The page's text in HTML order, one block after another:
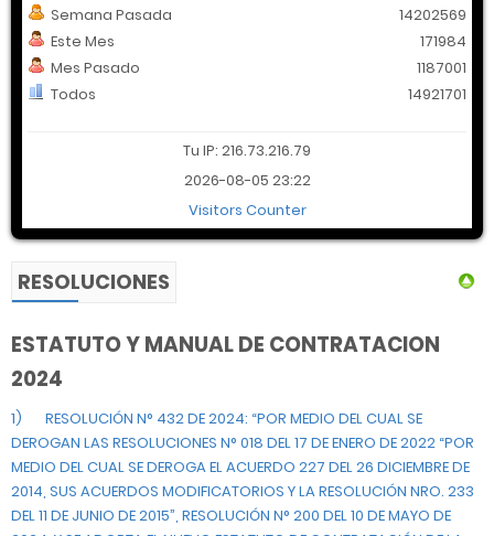
Semana Pasada
Este Mes
Mes Pasado
Todos
14202569
171984
1187001
14921701
Tu IP: 216.73.216.79
2026-08-05 23:22
Visitors Counter
RESOLUCIONES
ESTATUTO Y MANUAL DE CONTRATACION
2024
1) RESOLUCIÓN N° 432 DE 2024: “POR MEDIO DEL CUAL SE
DEROGAN LAS RESOLUCIONES N° 018 DEL 17 DE ENERO DE 2022 “POR
MEDIO DEL CUAL SE DEROGA EL ACUERDO 227 DEL 26 DICIEMBRE DE
2014, SUS ACUERDOS MODIFICATORIOS Y LA RESOLUCIÓN NRO. 233
DEL 11 DE JUNIO DE 2015”, RESOLUCIÓN N° 200 DEL 10 DE MAYO DE